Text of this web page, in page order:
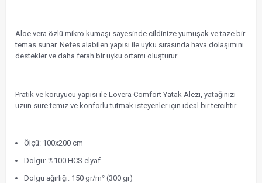
Aloe vera özlü mikro kumaşı sayesinde cildinize yumuşak ve taze bir
temas sunar. Nefes alabilen yapısı ile uyku sırasında hava dolaşımını
destekler ve daha ferah bir uyku ortamı oluşturur.
Pratik ve koruyucu yapısı ile Lovera Comfort Yatak Alezi, yatağınızı
uzun süre temiz ve konforlu tutmak isteyenler için ideal bir tercihtir.
Ölçü: 100x200 cm
Dolgu: %100 HCS elyaf
Dolgu ağırlığı: 150 gr/m² (300 gr)